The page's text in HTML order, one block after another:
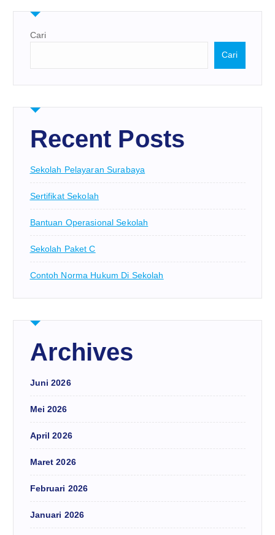
Cari
Cari
Recent Posts
Sekolah Pelayaran Surabaya
Sertifikat Sekolah
Bantuan Operasional Sekolah
Sekolah Paket C
Contoh Norma Hukum Di Sekolah
Archives
Juni 2026
Mei 2026
April 2026
Maret 2026
Februari 2026
Januari 2026